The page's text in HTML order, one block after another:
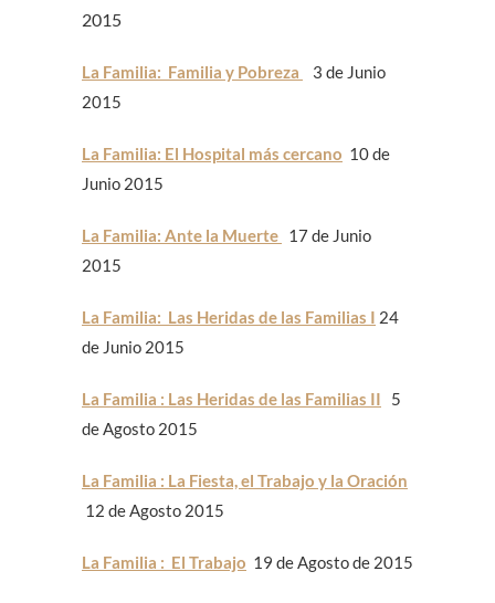
2015
La Familia: Familia y Pobreza
3 de Junio
2015
La Familia: El Hospital más cercano 10 de
Junio 2015
La Familia: Ante la Muerte 17 de Junio
2015
La Familia: Las Heridas de las Familias I 24
de Junio 2015
La Familia : Las Heridas de las Familias II 5
de Agosto 2015
La Familia : La Fiesta, el Trabajo y la Oración
12 de Agosto 2015
La Familia : El Trabajo 19 de Agosto de 2015